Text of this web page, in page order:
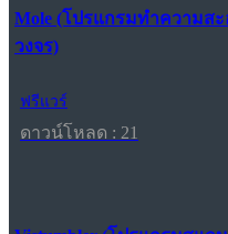
Mole (โปรแกรมทำความส
วงจร)
ฟรีแวร์
ดาวน์โหลด : 21